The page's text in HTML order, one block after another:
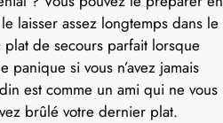
laisser assez longtemps dans le
de secours parfait lorsque
panique si vous n’avez jamais
est comme un ami qui ne vous
brûlé votre dernier plat.